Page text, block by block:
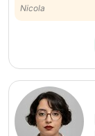
satisfaits!!
Nicola